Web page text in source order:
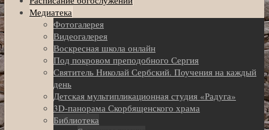
Медиатека
Фотогалерея
Видеогалерея
Воскресная школа онлайн
Под покровом преподобного Сергия
Святитель Николай Сербский. Поучения на каждый
день
Детская мультипликационная студия «Радуга»
3D-панорама Скорбященского храма
Библиотека